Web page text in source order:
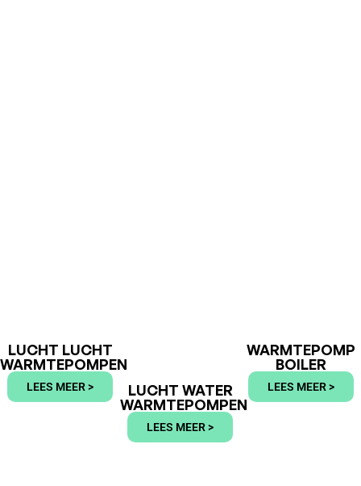
LUCHT LUCHT
WARMTEPOMPEN
LEES MEER >
LUCHT WATER
WARMTEPOMPEN
LEES MEER >
WARMTEPOMP
BOILER
LEES MEER >